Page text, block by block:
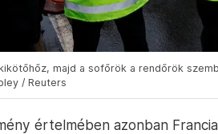
majd a sofőrök a rendőrök
/ Reuters
értelmében azonban